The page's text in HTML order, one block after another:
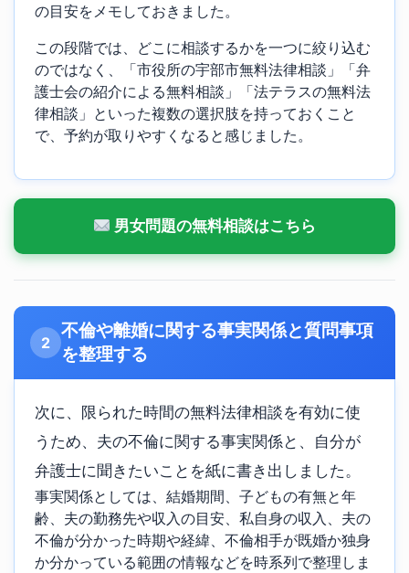
の目安をメモしておきました。
この段階では、どこに相談するかを一つに絞り込む
のではなく、「市役所の宇部市無料法律相談」「弁
護士会の紹介による無料相談」「法テラスの無料法
律相談」といった複数の選択肢を持っておくこと
で、予約が取りやすくなると感じました。
男女問題の無料相談はこちら
2
不倫や離婚に関する事実関係と質問事項
を整理する
次に、限られた時間の無料法律相談を有効に使
うため、夫の不倫に関する事実関係と、自分が
弁護士に聞きたいことを紙に書き出しました。
事実関係としては、結婚期間、子どもの有無と年
齢、夫の勤務先や収入の目安、私自身の収入、夫の
不倫が分かった時期や経緯、不倫相手が既婚か独身
か分かっている範囲の情報などを時系列で整理しま